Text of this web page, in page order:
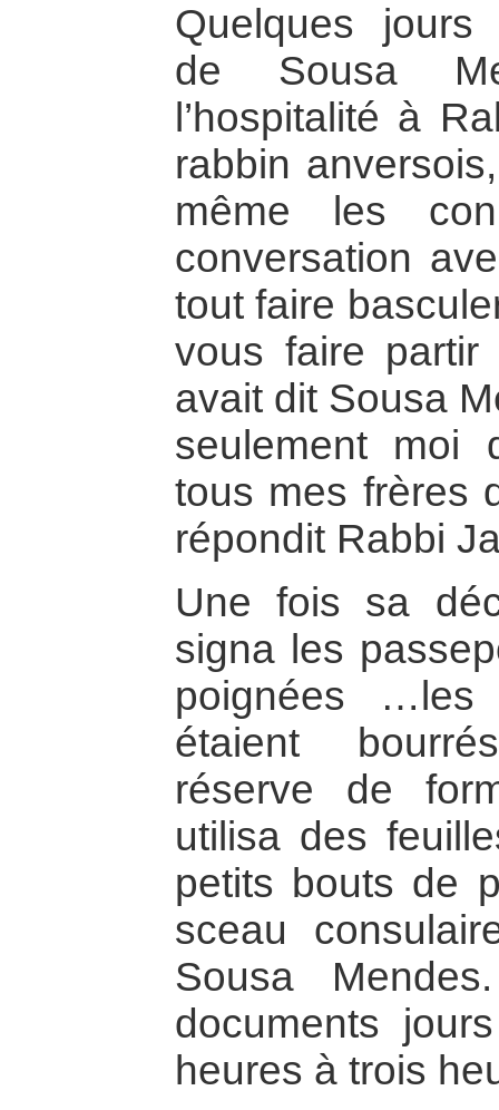
Quelques jours
de Sousa
l’hospitalité à
rabbin
même les
conversation
tout faire
vous faire
avait dit Sousa
seulement moi
tous mes frères
répondit Rabbi
Une fois sa
signa les
poignées …les
étaient
réserve de
utilisa des
petits bouts de
sceau
Sousa
documents
heures à trois